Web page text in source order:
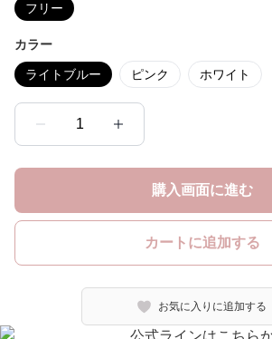
フリー
カラー
ライトブルー ピンク ホワイト
1
購入画面に進む
カートに追加する
お気に入りに追加する